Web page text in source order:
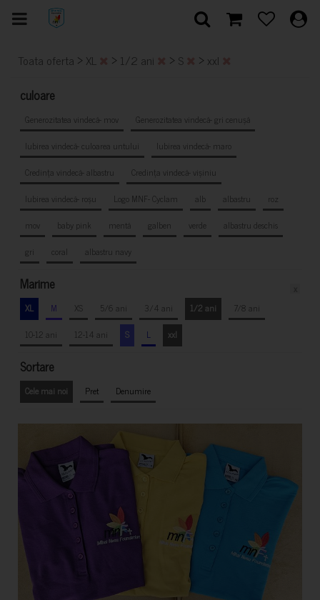
Toata oferta > XL > 1/2 ani > S > xxl
culoare
Generozitatea vindecă- mov
Generozitatea vindecă- gri cenușă
Iubirea vindecă- culoarea untului
Iubirea vindecă- maro
Credința vindecă- albastru
Credința vindecă- vișiniu
Iubirea vindecă- roșu
Logo MNF- Cyclam alb albastru
roz
mov
baby pink mentă galben verde
albastru deschis
gri
coral albastru navy
Marime
XL M XS 5/6 ani 3/4 ani 1/2 ani
7/8 ani
10-12 ani
12-14 ani S L xxl
Sortare
Cele mai noi Pret Denumire